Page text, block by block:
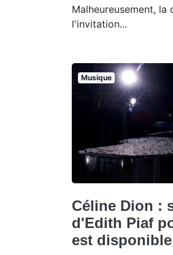
Malheureusement, la
l'invitation...
Musique
Céline Dion :
d'Edith Piaf
est